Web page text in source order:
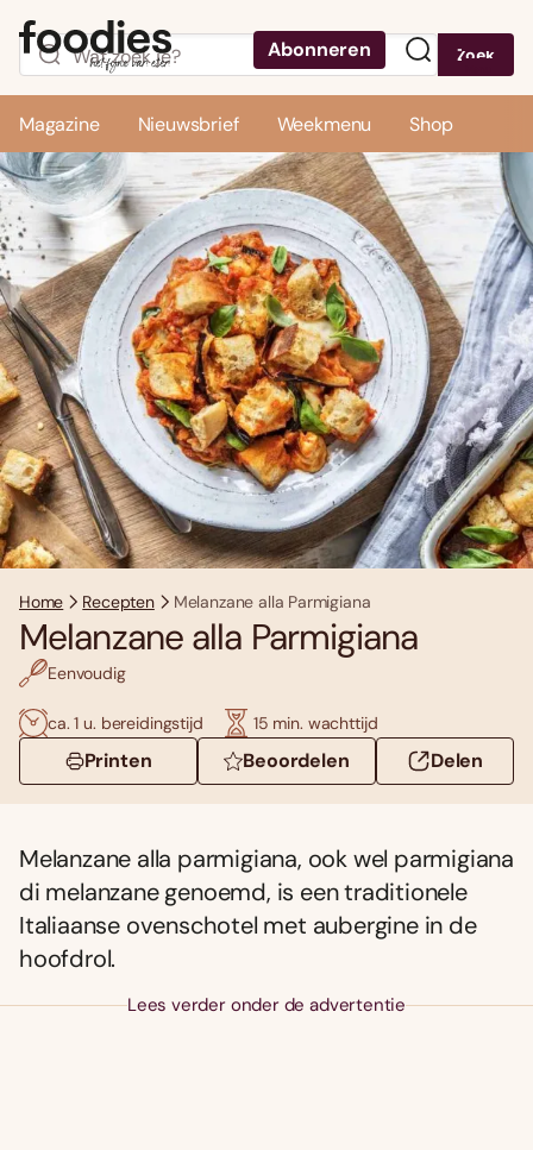
Abonneren Zoek
Magazine Nieuwsbrief Weekmenu Shop
Home Recepten Melanzane alla Parmigiana
Melanzane alla Parmigiana
Eenvoudig
ca. 1 u. bereidingstijd 15 min. wachttijd
Printen Beoordelen Delen
Melanzane alla parmigiana, ook wel parmigiana
di melanzane genoemd, is een traditionele
Italiaanse ovenschotel met aubergine in de
hoofdrol.
Lees verder onder de advertentie